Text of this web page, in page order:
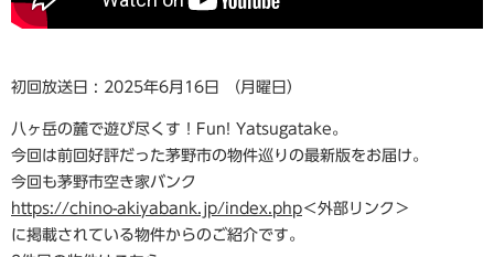
初回放送日 : 2025年6月16日 （月曜日）
八ヶ岳の麓で遊び尽くす！Fun! Yatsugatake。
今回は前回好評だった茅野市の物件巡りの最新版をお届け。
今回も茅野市空き家バンク
https://chino-akiyabank.jp/index.php＜外部リンク＞
に掲載されている物件からのご紹介です。